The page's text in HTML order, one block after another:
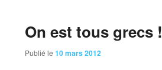
On est tous grecs !
Publié le 10 mars 2012